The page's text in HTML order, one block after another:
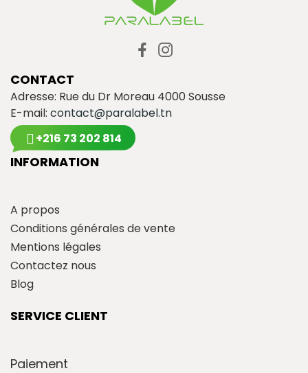
CONTACT
Adresse: Rue du Dr Moreau 4000 Sousse
E-mail: contact@paralabel.tn
+216 73 202 814
INFORMATION
A propos
Conditions générales de vente
Mentions légales
Contactez nous
Blog
SERVICE CLIENT
Paiement